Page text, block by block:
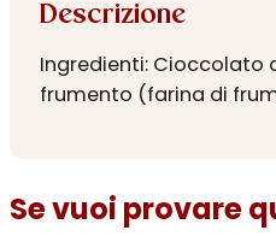
Descrizione
Ingredienti: Cioccolato
frumento (farina di
Se vuoi provare